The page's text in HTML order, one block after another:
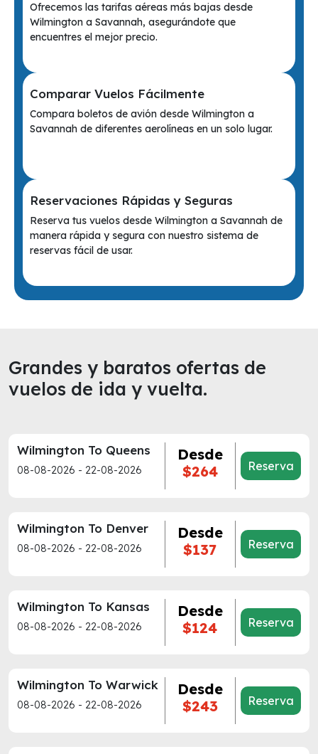
Ofrecemos las tarifas aéreas más bajas desde
Wilmington a Savannah, asegurándote que
encuentres el mejor precio.
Comparar Vuelos Fácilmente
Compara boletos de avión desde Wilmington a
Savannah de diferentes aerolíneas en un solo lugar.
Reservaciones Rápidas y Seguras
Reserva tus vuelos desde Wilmington a Savannah de
manera rápida y segura con nuestro sistema de
reservas fácil de usar.
Grandes y baratos ofertas de
vuelos de ida y vuelta.
Wilmington To Queens
08-08-2026 - 22-08-2026
Desde
$264
Reserva
Wilmington To Denver
08-08-2026 - 22-08-2026
Desde
$137
Reserva
Wilmington To Kansas
08-08-2026 - 22-08-2026
Desde
$124
Reserva
Wilmington To Warwick
08-08-2026 - 22-08-2026
Desde
$243
Reserva